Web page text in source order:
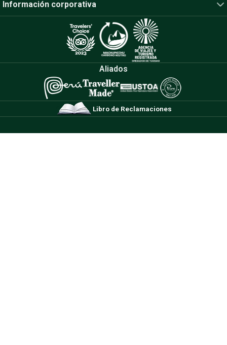
Libro de Reclamaciones
Aliados
Información corporativa